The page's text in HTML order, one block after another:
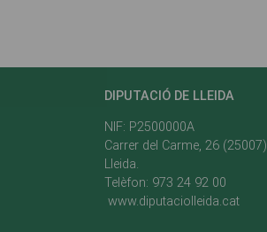
DIPUTACIÓ DE LLEIDA
NIF: P2500000A
Carrer del Carme, 26 (25007)
Lleida.
Telèfon: 973 24 92 00
www.diputaciolleida.cat